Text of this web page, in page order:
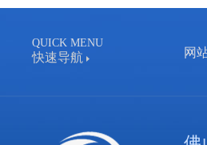
QUICK MENU
快速导航 网